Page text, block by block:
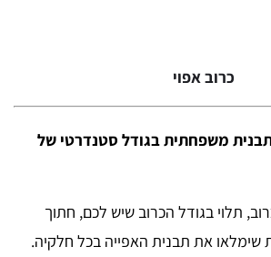
כרוב אפוי
משפחתית בגודל סטנדרטי של
תלוי בגודל הכרוב שיש לכם, חתוך
שימלאו את תבנית האפייה בכל חלקיה.